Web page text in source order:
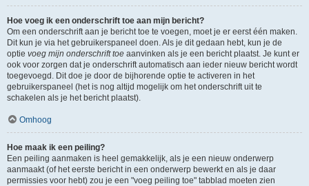
Hoe voeg ik een onderschrift toe aan mijn bericht?
Om een onderschrift aan je bericht toe te voegen, moet je er eerst één maken.
Dit kun je via het gebruikerspaneel doen. Als je dit gedaan hebt, kun je de
optie voeg mijn onderschrift toe aanvinken als je een bericht plaatst. Je kunt er
ook voor zorgen dat je onderschrift automatisch aan ieder nieuw bericht wordt
toegevoegd. Dit doe je door de bijhorende optie te activeren in het
gebruikerspaneel (het is nog altijd mogelijk om het onderschrift uit te
schakelen als je het bericht plaatst).
Omhoog
Hoe maak ik een peiling?
Een peiling aanmaken is heel gemakkelijk, als je een nieuw onderwerp
aanmaakt (of het eerste bericht in een onderwerp bewerkt en als je daar
permissies voor hebt) zou je een "voeg peiling toe" tabblad moeten zien